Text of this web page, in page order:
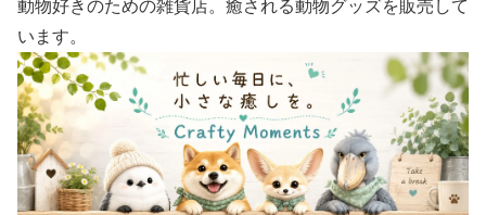
動物好きのための雑貨店。癒される動物グッズを販売して
います。